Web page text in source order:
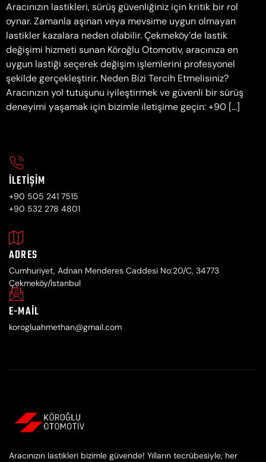
Aracınızın lastikleri, sürüş güvenliğiniz için kritik bir rol
oynar. Zamanla aşınan veya mevsime uygun olmayan
lastikler kazalara neden olabilir. Çekmeköy’de lastik
değişimi hizmeti sunan Köroğlu Otomotiv, aracınıza en
uygun lastiği seçerek değişim işlemlerini profesyonel
şekilde gerçekleştirir. Neden Bizi Tercih Etmelisiniz?
Aracınızın yol tutuşunu iyileştirmek ve güvenli bir sürüş
deneyimi yaşamak için bizimle iletişime geçin: +90 […]
Aracınızın lastikleri bizimle güvende! Yılların tecrübesiyle, her
İLETIŞIM
+90 505 241 7515
+90 532 278 4801
ADRES
Cumhuriyet, Adnan Menderes Caddesi No:20/C, 34773
Çekmeköy/İstanbul
E-MAIL
korogluahmethan@gmail.com